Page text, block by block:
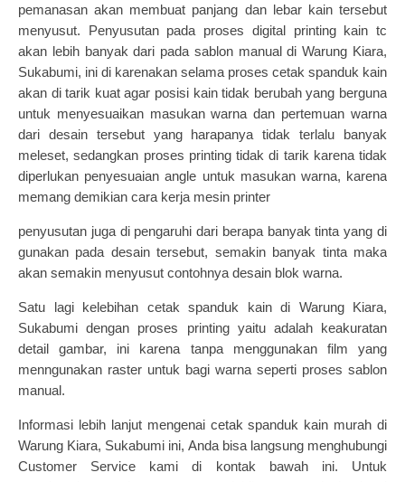
pemanasan akan membuat panjang dan lebar kain tersebut
menyusut. Penyusutan pada proses digital printing kain tc
akan lebih banyak dari pada sablon manual di Warung Kiara,
Sukabumi, ini di karenakan selama proses cetak spanduk kain
akan di tarik kuat agar posisi kain tidak berubah yang berguna
untuk menyesuaikan masukan warna dan pertemuan warna
dari desain tersebut yang harapanya tidak terlalu banyak
meleset, sedangkan proses printing tidak di tarik karena tidak
diperlukan penyesuaian angle untuk masukan warna, karena
memang demikian cara kerja mesin printer
penyusutan juga di pengaruhi dari berapa banyak tinta yang di
gunakan pada desain tersebut, semakin banyak tinta maka
akan semakin menyusut contohnya desain blok warna.
Satu lagi kelebihan cetak spanduk kain di Warung Kiara,
Sukabumi dengan proses printing yaitu adalah keakuratan
detail gambar, ini karena tanpa menggunakan film yang
menngunakan raster untuk bagi warna seperti proses sablon
manual.
Informasi lebih lanjut mengenai cetak spanduk kain murah di
Warung Kiara, Sukabumi ini, Anda bisa langsung menghubungi
Customer Service kami di kontak bawah ini. Untuk